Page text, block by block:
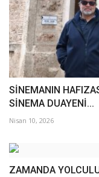
SİNEMANIN
SİNEMA DUAYENİ...
Nisan 10, 2026
ZAMANDA